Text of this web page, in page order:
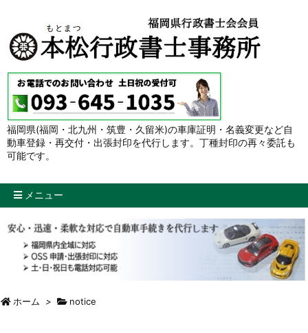
福岡県(福岡・北九州・筑豊・久留米)の車庫証明・名義変更など自
動車登録・再交付・出張封印を代行します。丁種封印の再々委託も
可能です。
メニュー
ホーム > notice